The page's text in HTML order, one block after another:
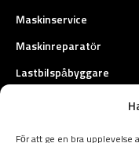
För att ge en bra upplevelse
Maskinservice
Maskinreparatör
Lastbilspåbyggare